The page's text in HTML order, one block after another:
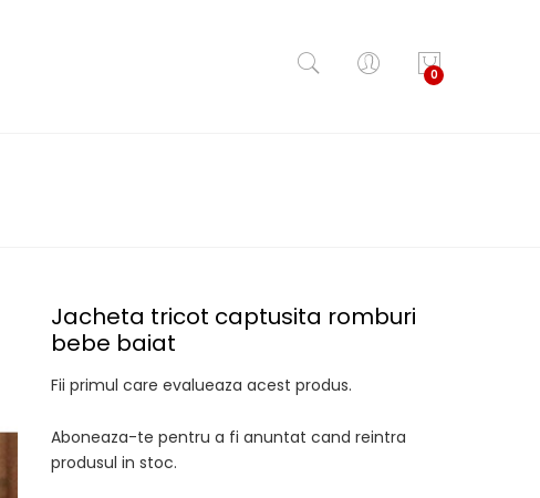
0
Jacheta tricot captusita romburi
bebe baiat
Fii primul care evalueaza acest produs.
Aboneaza-te pentru a fi anuntat cand reintra
produsul in stoc.